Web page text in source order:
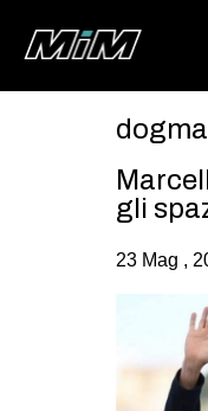
gli
23 Mag ,